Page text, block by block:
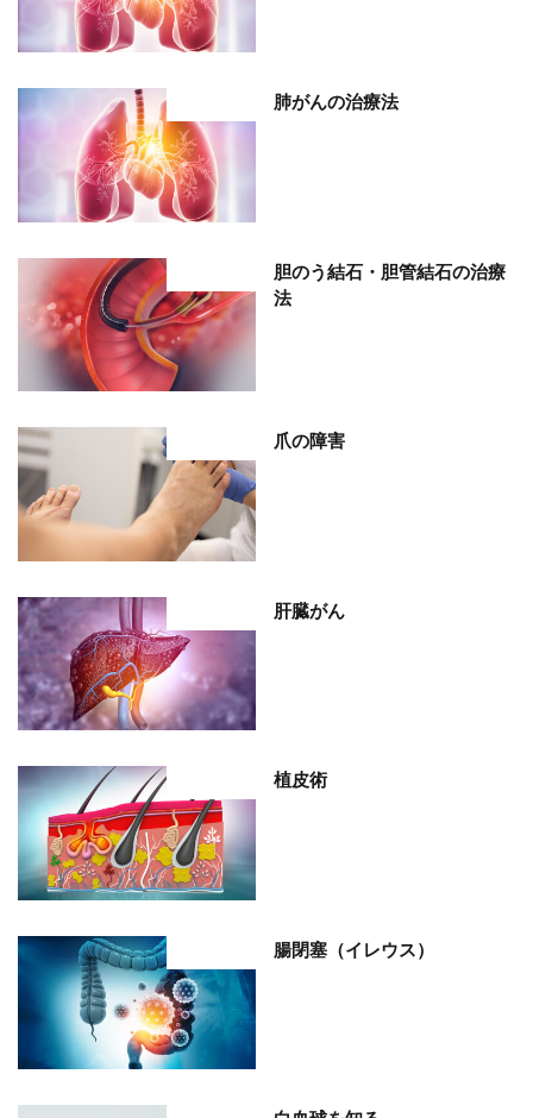
肺がんの治療法
胆のう結石・胆管結石の治療
法
爪の障害
肝臓がん
植皮術
腸閉塞（イレウス）